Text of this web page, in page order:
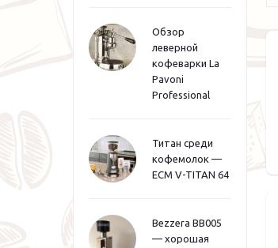
Обзор
леверной
кофеварки La
Pavoni
Professional
Титан среди
кофемолок —
ECM V-TITAN 64
Bezzera BB005
— хорошая